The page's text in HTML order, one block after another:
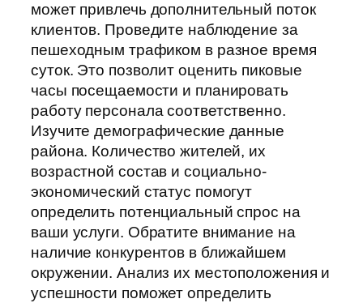
может привлечь дополнительный поток
клиентов. Проведите наблюдение за
пешеходным трафиком в разное время
суток. Это позволит оценить пиковые
часы посещаемости и планировать
работу персонала соответственно.
Изучите демографические данные
района. Количество жителей, их
возрастной состав и социально-
экономический статус помогут
определить потенциальный спрос на
ваши услуги. Обратите внимание на
наличие конкурентов в ближайшем
окружении. Анализ их местоположения и
успешности поможет определить